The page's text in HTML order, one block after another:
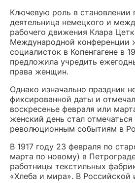
Ключевую роль в становлении
деятельница немецкого и
рабочего движения Клара
Международной конференции
социалисток в Копенгагене в
предложила учредить
права женщин.
Однако изначально праздник
фиксированной даты и
воскресенье февраля или
женский день стал отмечаться
революционным событиям в
В 1917 году 23 февраля по
марта по новому) в
работницы текстильных
«Хлеба и мира». В Российской